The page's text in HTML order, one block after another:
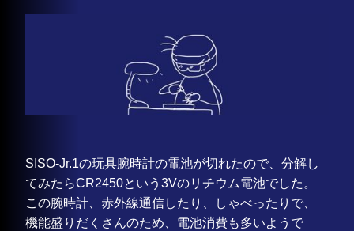
SISO-Jr.1の玩具腕時計の電池が切れたので、分解し
てみたらCR2450という3Vのリチウム電池でした。
この腕時計、赤外線通信したり、しゃべったりで、
機能盛りだくさんのため、電池消費も多いようで